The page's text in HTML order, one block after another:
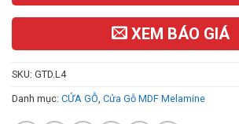
XEM BÁO GIÁ
SKU: GTD.L4
Danh mục: CỬA GỖ, Cửa Gỗ MDF Melamine